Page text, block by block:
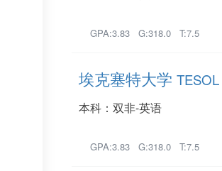
GPA:3.83 G:318.0 T:7.5
埃克塞特大学 TESOL
本科：双非-英语
GPA:3.83 G:318.0 T:7.5